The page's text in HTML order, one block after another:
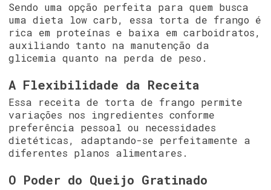
Sendo uma opção perfeita para quem busca
uma dieta low carb, essa torta de frango é
rica em proteínas e baixa em carboidratos,
auxiliando tanto na manutenção da
glicemia quanto na perda de peso.
A Flexibilidade da Receita
Essa receita de torta de frango permite
variações nos ingredientes conforme
preferência pessoal ou necessidades
dietéticas, adaptando-se perfeitamente a
diferentes planos alimentares.
O Poder do Queijo Gratinado